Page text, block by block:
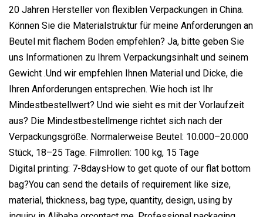
20 Jahren Hersteller von flexiblen Verpackungen in China.
Können Sie die Materialstruktur für meine Anforderungen an
Beutel mit flachem Boden empfehlen? Ja, bitte geben Sie
uns Informationen zu Ihrem Verpackungsinhalt und seinem
Gewicht .Und wir empfehlen Ihnen Material und Dicke, die
Ihren Anforderungen entsprechen. Wie hoch ist Ihr
Mindestbestellwert? Und wie sieht es mit der Vorlaufzeit
aus? Die Mindestbestellmenge richtet sich nach der
Verpackungsgröße. Normalerweise Beutel: 10.000–20.000
Stück, 18–25 Tage. Filmrollen: 100 kg, 15 Tage
Digital printing: 7-8daysHow to get quote of our flat bottom
bag?You can send the details of requirement like size,
material, thickness, bag type, quantity, design, using by